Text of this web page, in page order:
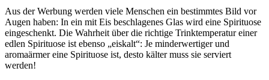
Aus der Werbung werden viele Menschen ein bestimmtes Bild vor
Augen haben: In ein mit Eis beschlagenes Glas wird eine Spirituose
eingeschenkt. Die Wahrheit über die richtige Trinktemperatur einer
edlen Spirituose ist ebenso „eiskalt“: Je minderwertiger und
aromaärmer eine Spirituose ist, desto kälter muss sie serviert
werden!